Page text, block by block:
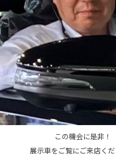
この機会に是非！
展示車をご覧にご来店くだ